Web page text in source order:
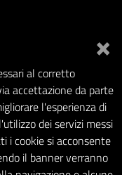
×
al corretto
accettazione da parte
l'esperienza di
dei servizi messi
i cookie si acconsente
il banner verranno